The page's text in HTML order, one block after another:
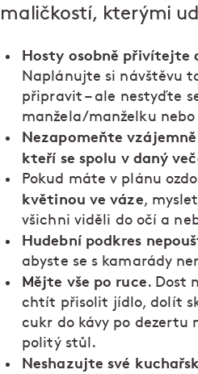
maličkostí, kterými
Hosty osobně
Naplánujte si návštěvu
připravit – ale nestyďte
manžela/manželku
Nezapomeňte
kteří se spolu v daný
Pokud máte v plánu
květinou ve váze,
všichni viděli do očí a
Hudební podkres
abyste se s kamarády
Mějte vše po ruce. Dost
chtít přisolit jídlo, dolít
cukr do kávy po dezertu
politý stůl.
Neshazujte své